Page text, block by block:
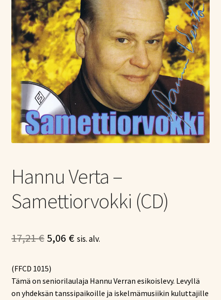
Tietoa meistä
Konserttiliput
tason
valikko
Hannu Verta –
Samettiorvokki (CD)
17,21€Alkuperäinen
oli:
17,21 €.
5,06 €Nykyinen
5,06 €.
sis. alv.
(FFCD 1015)
Tämä on seniorilaulaja Hannu Verran esikoislevy. Levyllä
on yhdeksän tanssipaikoille ja iskelmämusiikin kuluttajille